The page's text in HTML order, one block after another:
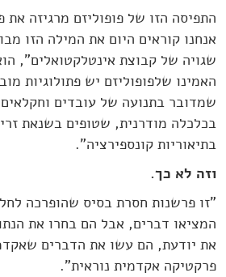
התפיסה הזו של פופוליזם מרגיזה
אנחנו קוראים היום את המילה הזו
שגויה של קבוצת אינטלקטואלים",
האמינו שלפופוליזם יש פתולוגיות
שמדובר בתנועה של עובדים
בכלכלה מודרנית, שטופים בשנאת
בתיאוריות קונספירציה".
וזה לא כך.
"זו פרשנות חסרת בסיס שהופרכה
המציאו דברים, אבל הם בחרו את
את יודעת, הם עשו את הדברים
פרקטיקה אקדמית נוראית".